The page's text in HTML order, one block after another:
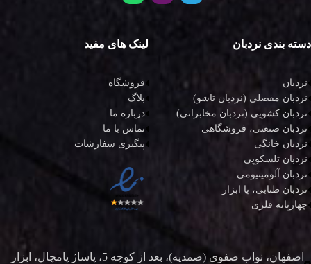
دسته بندی نردبان
نردبان
نردبان مفصلی (نردبان تاشو)
نردبان کشویی (نردبان مخابراتی)
نردبان صنعتی، فروشگاهی
نردبان خانگی
نردبان تلسکوپی
نردبان آلومینیومی
نردبان طنابی، پا ابزار
چهارپایه فلزی
لینک های مفید
فروشگاه
بلاگ
درباره ما
تماس با ما
پیگیری سفارشات
اصفهان، نواب صفوی (صمدیه)، بعد از کوچه 5، پاساژ پامچال، ابزار